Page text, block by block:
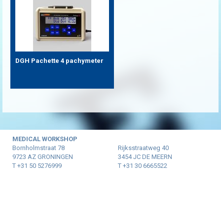
DGH Pachette 4 pachymeter
MEDICAL WORKSHOP
Bornholmstraat 78
9723 AZ GRONINGEN
T +31 50 5276999
Rijksstraatweg 40
3454 JC DE MEERN
T +31 30 6665522